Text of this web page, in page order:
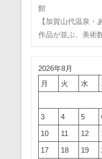
館
【加賀山代温泉
作品が並ぶ、美術
2026年8月
月
火 水
3
4 5
10
11 12
17
18 19